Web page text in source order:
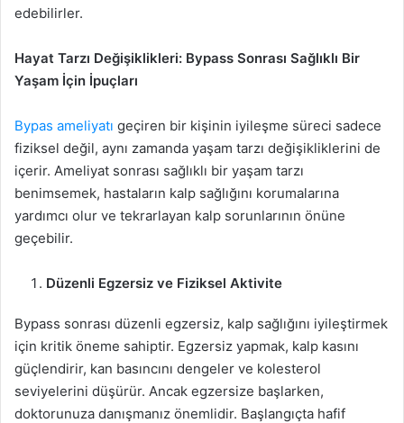
edebilirler.
Hayat Tarzı Değişiklikleri: Bypass Sonrası Sağlıklı Bir
Yaşam İçin İpuçları
Bypas ameliyatı geçiren bir kişinin iyileşme süreci sadece
fiziksel değil, aynı zamanda yaşam tarzı değişikliklerini de
içerir. Ameliyat sonrası sağlıklı bir yaşam tarzı
benimsemek, hastaların kalp sağlığını korumalarına
yardımcı olur ve tekrarlayan kalp sorunlarının önüne
geçebilir.
Düzenli Egzersiz ve Fiziksel Aktivite
Bypass sonrası düzenli egzersiz, kalp sağlığını iyileştirmek
için kritik öneme sahiptir. Egzersiz yapmak, kalp kasını
güçlendirir, kan basıncını dengeler ve kolesterol
seviyelerini düşürür. Ancak egzersize başlarken,
doktorunuza danışmanız önemlidir. Başlangıçta hafif